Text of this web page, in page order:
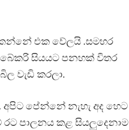
එක වේලයි .සමහර
සියයට පනහක් විතර
වැඩි කරලා.
අපිට පේන්නේ නැහැ අද හෙට
රට පාලනය කළ සියලුදෙනාම